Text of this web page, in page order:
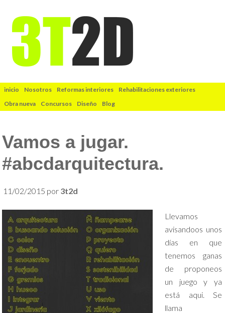
inicio Nosotros Reformas interiores
Rehabilitaciones exteriores
Obra nueva
Concursos Diseño Blog
Vamos a jugar.
#abcdarquitectura.
11/02/2015 por 3t2d
Llevamos
avisandoos unos
días en que
tenemos ganas
de proponeos
un juego y ya
está aqui. Se
llama